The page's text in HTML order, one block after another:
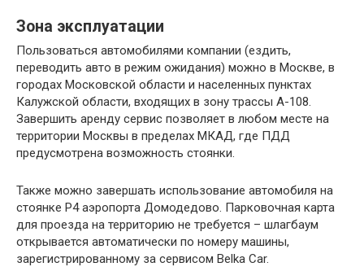
Зона эксплуатации
Пользоваться автомобилями компании (ездить,
переводить авто в режим ожидания) можно в Москве, в
городах Московской области и населенных пунктах
Калужской области, входящих в зону трассы А-108.
Завершить аренду сервис позволяет в любом месте на
территории Москвы в пределах МКАД, где ПДД
предусмотрена возможность стоянки.
Также можно завершать использование автомобиля на
стоянке Р4 аэропорта Домодедово. Парковочная карта
для проезда на территорию не требуется – шлагбаум
открывается автоматически по номеру машины,
зарегистрированному за сервисом Belka Car.